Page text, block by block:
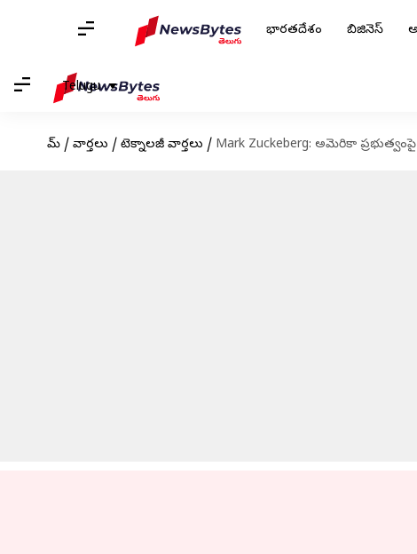
భారతదేశం బిజినెస్
Telugu
హోమ్ / వార్తలు / టెక్నాలజీ వార్తలు / Mark Zuckeberg: అమెరికా